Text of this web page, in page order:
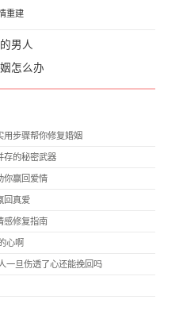
重建
男人
怎么办
用步骤帮你修复婚姻
存的秘密武器
你赢回爱情
回真爱
感修复指南
心啊
一旦伤透了心还能挽回吗